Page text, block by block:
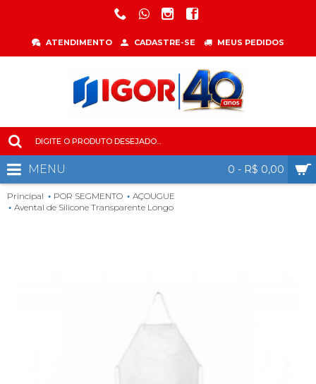
ATENDIMENTO CADASTRE-SE MEUS PEDIDOS
0 - R$ 0,00
MENU
Principal POR SEGMENTO
AÇOUGUE
Avental de Silicone Transparente Longo